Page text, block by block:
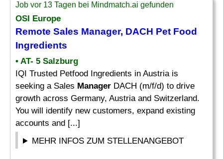
Job vor 13 Tagen bei Mindmatch.ai gefunden
OSI Europe
Remote Sales Manager, DACH Pet Food
Ingredients
• AT- 5 Salzburg
IQI Trusted Petfood Ingredients in Austria is
seeking a Sales Manager DACH (m/f/d) to drive
growth across Germany, Austria and Switzerland.
You will identify new customers, expand existing
accounts and [...]
MEHR INFOS ZUM STELLENANGEBOT